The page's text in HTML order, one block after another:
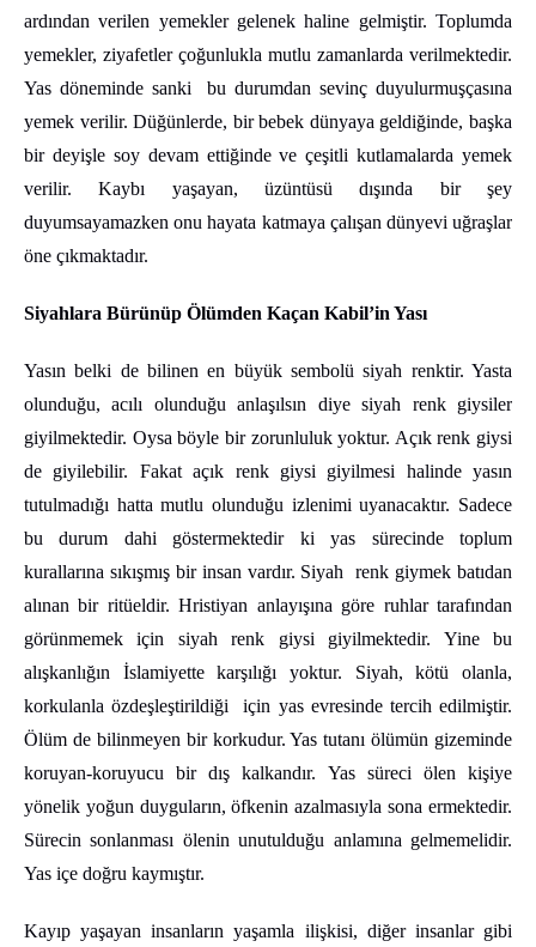
ardından verilen yemekler gelenek haline gelmiştir. Toplumda
yemekler, ziyafetler çoğunlukla mutlu zamanlarda verilmektedir.
Yas döneminde sanki bu durumdan sevinç duyulurmuşçasına
yemek verilir. Düğünlerde, bir bebek dünyaya geldiğinde, başka
bir deyişle soy devam ettiğinde ve çeşitli kutlamalarda yemek
verilir. Kaybı yaşayan, üzüntüsü dışında bir şey
duyumsayamazken onu hayata katmaya çalışan dünyevi uğraşlar
öne çıkmaktadır.
Siyahlara Bürünüp Ölümden Kaçan Kabil’in Yası
Yasın belki de bilinen en büyük sembolü siyah renktir. Yasta
olunduğu, acılı olunduğu anlaşılsın diye siyah renk giysiler
giyilmektedir. Oysa böyle bir zorunluluk yoktur. Açık renk giysi
de giyilebilir. Fakat açık renk giysi giyilmesi halinde yasın
tutulmadığı hatta mutlu olunduğu izlenimi uyanacaktır. Sadece
bu durum dahi göstermektedir ki yas sürecinde toplum
kurallarına sıkışmış bir insan vardır. Siyah renk giymek batıdan
alınan bir ritüeldir. Hristiyan anlayışına göre ruhlar tarafından
görünmemek için siyah renk giysi giyilmektedir. Yine bu
alışkanlığın İslamiyette karşılığı yoktur. Siyah, kötü olanla,
korkulanla özdeşleştirildiği için yas evresinde tercih edilmiştir.
Ölüm de bilinmeyen bir korkudur. Yas tutanı ölümün gizeminde
koruyan-koruyucu bir dış kalkandır. Yas süreci ölen kişiye
yönelik yoğun duyguların, öfkenin azalmasıyla sona ermektedir.
Sürecin sonlanması ölenin unutulduğu anlamına gelmemelidir.
Yas içe doğru kaymıştır.
Kayıp yaşayan insanların yaşamla ilişkisi, diğer insanlar gibi